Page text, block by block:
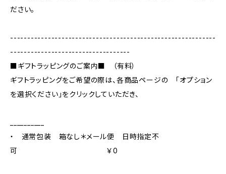
ださい。
------------------------------------------------------------
-----------------------------------
■ギフトラッピングのご案内■ （有料）
ギフトラッピングをご希望の際は、各商品ページの 「オプション
を選択ください」をクリックしていただき、
・ 通常包装 箱なし＊メール便 日時指定不
可 ￥0